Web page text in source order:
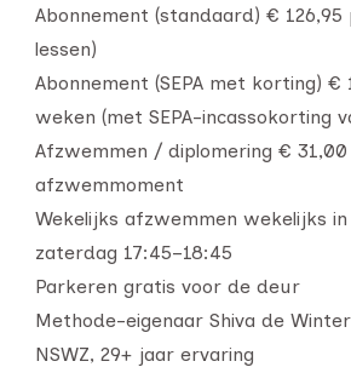
Abonnement (standaard) €
lessen)
Abonnement (SEPA met korting) €
weken (met SEPA-incassokorting
Afzwemmen / diplomering €
afzwemmoment
Wekelijks afzwemmen wekelijks in
zaterdag 17:45–18:45
Parkeren gratis voor de deur
Methode-eigenaar Shiva de
NSWZ, 29+ jaar ervaring